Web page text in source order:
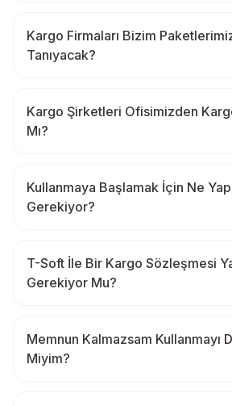
Kargo Firmaları Bizim
Tanıyacak?
Kargo Şirketleri Ofisimizden
Mı?
Kullanmaya Başlamak İçin Ne
Gerekiyor?
T-Soft İle Bir Kargo Sözleşmesi
Gerekiyor Mu?
Memnun Kalmazsam Kullanmayı
Miyim?